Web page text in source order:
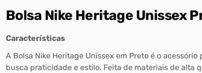
Bolsa Nike Heritage Unissex
Características
A Bolsa Nike Heritage Unissex em Preto é o
busca praticidade e estilo. Feita de materiais de alta